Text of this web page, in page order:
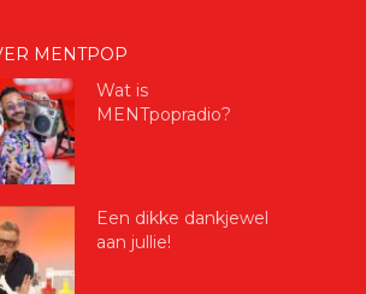
MENTPOP
Wat is
MENTpopradio?
Een dikke dankjewel
aan jullie!